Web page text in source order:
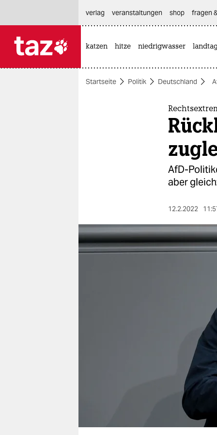
themen
nord
verlag
veranstaltungen shop fragen
katzen hitze niedrigwasser
Startseite Politik Deutschland
AfD-
aber
12.2.2022